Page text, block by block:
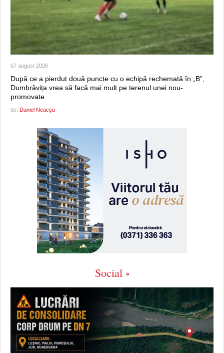
07 august 2026
După ce a pierdut două puncte cu o echipă rechemată în „B”,
Dumbrăvița vrea să facă mai mult pe terenul unei nou-
promovate
de: Daniel Neacșu
Social